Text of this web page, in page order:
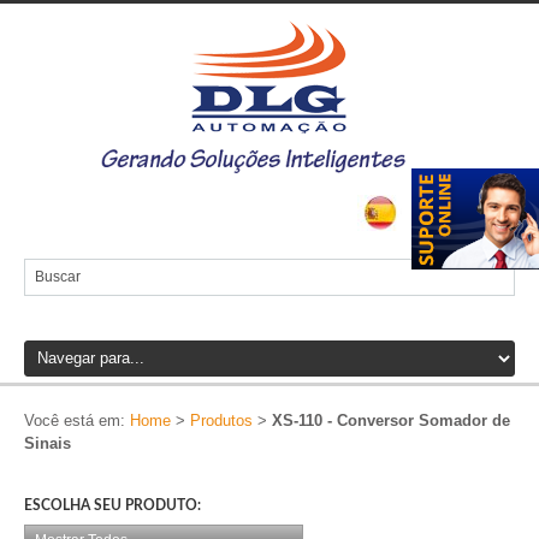
Você está em: Home > Produtos > XS-110 - Conversor Somador de
Sinais
ESCOLHA SEU PRODUTO: